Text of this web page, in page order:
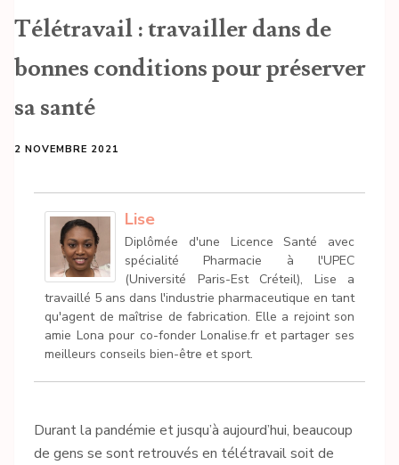
Télétravail : travailler dans de
bonnes conditions pour préserver
sa santé
2 NOVEMBRE 2021
Lise
Diplômée d'une Licence Santé avec
spécialité Pharmacie à l'UPEC
(Université Paris-Est Créteil), Lise a
travaillé 5 ans dans l'industrie pharmaceutique en tant
qu'agent de maîtrise de fabrication. Elle a rejoint son
amie Lona pour co-fonder Lonalise.fr et partager ses
meilleurs conseils bien-être et sport.
Durant la pandémie et jusqu’à aujourd’hui, beaucoup
de gens se sont retrouvés en télétravail soit de